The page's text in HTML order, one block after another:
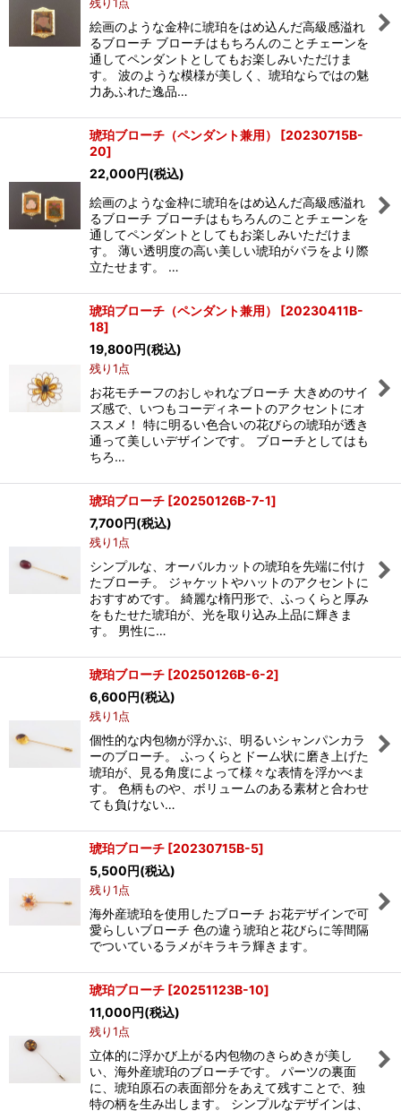
絵画のような金枠に琥珀をはめ込んだ高級感溢れ
るブローチ ブローチはもちろんのことチェーンを
通してペンダントとしてもお楽しみいただけま
す。 波のような模様が美しく、琥珀ならではの魅
力あふれた逸品…
琥珀ブローチ（ペンダント兼用） [20230715B-
20]
22,000円(税込)
絵画のような金枠に琥珀をはめ込んだ高級感溢れ
るブローチ ブローチはもちろんのことチェーンを
通してペンダントとしてもお楽しみいただけま
す。 薄い透明度の高い美しい琥珀がバラをより際
立たせます。 …
琥珀ブローチ（ペンダント兼用） [20230411B-
18]
19,800円(税込)
残り1点
お花モチーフのおしゃれなブローチ 大きめのサイ
ズ感で、いつもコーディネートのアクセントにオ
ススメ！ 特に明るい色合いの花びらの琥珀が透き
通って美しいデザインです。 ブローチとしてはも
ちろ…
琥珀ブローチ [20250126B-7-1]
7,700円(税込)
残り1点
シンプルな、オーバルカットの琥珀を先端に付け
たブローチ。 ジャケットやハットのアクセントに
おすすめです。 綺麗な楕円形で、ふっくらと厚み
をもたせた琥珀が、光を取り込み上品に輝きま
す。 男性に…
琥珀ブローチ [20250126B-6-2]
6,600円(税込)
残り1点
個性的な内包物が浮かぶ、明るいシャンパンカラ
ーのブローチ。 ふっくらとドーム状に磨き上げた
琥珀が、見る角度によって様々な表情を浮かべま
す。 色柄ものや、ボリュームのある素材と合わせ
ても負けない…
琥珀ブローチ [20230715B-5]
5,500円(税込)
残り1点
海外産琥珀を使用したブローチ お花デザインで可
愛らしいブローチ 色の違う琥珀と花びらに等間隔
でついているラメがキラキラ輝きます。
琥珀ブローチ [20251123B-10]
11,000円(税込)
残り1点
立体的に浮かび上がる内包物のきらめきが美し
い、海外産琥珀のブローチです。 パーツの裏面
に、琥珀原石の表面部分をあえて残すことで、独
特の柄を生み出します。 シンプルなデザインは、